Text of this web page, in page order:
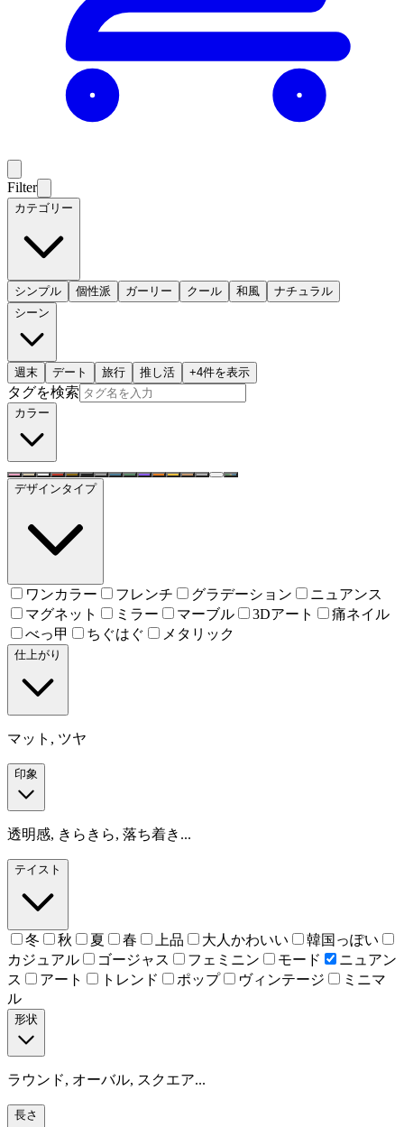
Filter
カテゴリー
シンプル 個性派 ガーリー クール 和風
ナチュラル
シーン
週末 デート 旅行 推し活 +4件を表示
タグを検索
カラー
デザインタイプ
ワンカラー フレンチ グラデーション
ニュアンス
マグネット
ミラー マーブル 3Dアート
痛ネイル
べっ甲
ちぐはぐ メタリック
仕上がり
マット, ツヤ
印象
透明感, きらきら, 落ち着き...
テイスト
冬 秋 夏 春 上品 大人かわいい
韓国っぽい
カジュアル
ゴージャス フェミニン モード
ニュアン
ス
アート トレンド ポップ ヴィンテージ
ミニマ
ル
形状
ラウンド, オーバル, スクエア...
長さ